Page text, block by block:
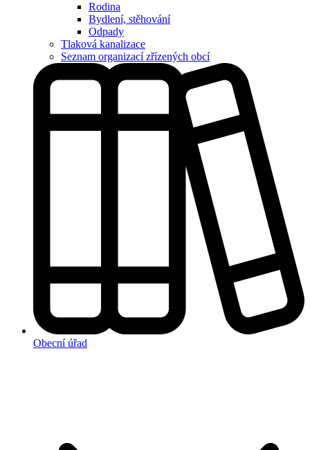
Rodina
Bydlení, stěhování
Odpady
Tlaková kanalizace
Seznam organizací zřízených obcí
Obecní úřad